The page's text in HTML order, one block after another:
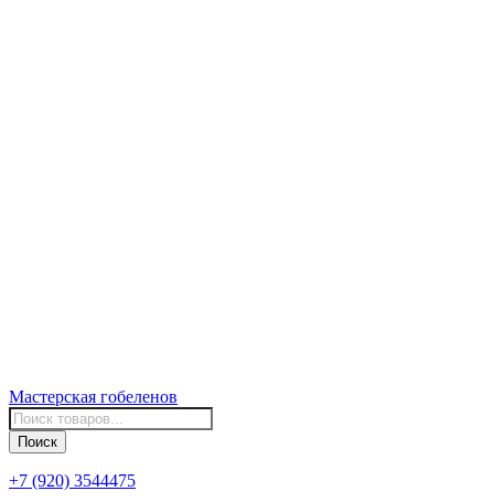
Мастерская гобеленов
Поиск
товаров
Поиск
+7 (920) 3544475